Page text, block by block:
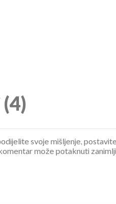
(4)
svoje mišljenje,
može potaknuti